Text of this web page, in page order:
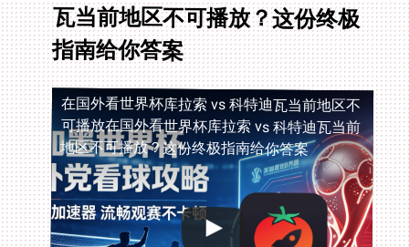
指南给你答案
在国外看世界杯库拉索 vs 科特迪瓦当前地区不
可播放在国外看世界杯库拉索 vs 科特迪瓦当前
地区不可播放？这份终极指南给你答案